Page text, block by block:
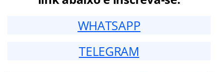
WHATSAPP
TELEGRAM